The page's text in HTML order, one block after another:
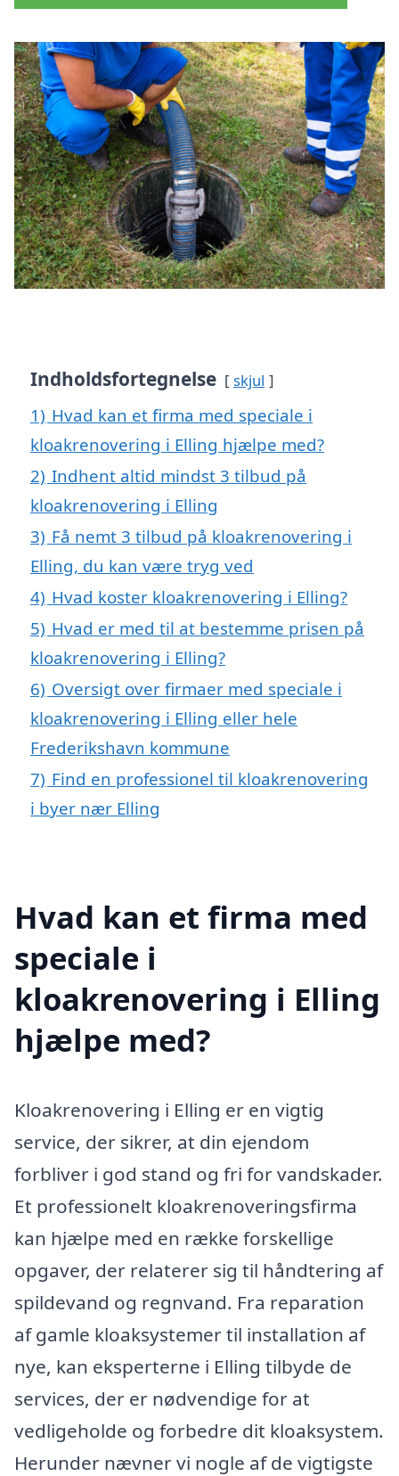
Indholdsfortegnelse skjul
1) Hvad kan et firma med speciale i
kloakrenovering i Elling hjælpe med?
2) Indhent altid mindst 3 tilbud på
kloakrenovering i Elling
3) Få nemt 3 tilbud på kloakrenovering i
Elling, du kan være tryg ved
4) Hvad koster kloakrenovering i Elling?
5) Hvad er med til at bestemme prisen på
kloakrenovering i Elling?
6) Oversigt over firmaer med speciale i
kloakrenovering i Elling eller hele
Frederikshavn kommune
7) Find en professionel til kloakrenovering
i byer nær Elling
Hvad kan et firma med
speciale i
kloakrenovering i Elling
hjælpe med?
Kloakrenovering i Elling er en vigtig
service, der sikrer, at din ejendom
forbliver i god stand og fri for vandskader.
Et professionelt kloakrenoveringsfirma
kan hjælpe med en række forskellige
opgaver, der relaterer sig til håndtering af
spildevand og regnvand. Fra reparation
af gamle kloaksystemer til installation af
nye, kan eksperterne i Elling tilbyde de
services, der er nødvendige for at
vedligeholde og forbedre dit kloaksystem.
Herunder nævner vi nogle af de vigtigste